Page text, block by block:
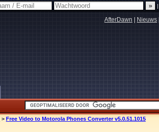
AfterDawn Nieuws
> Free Video to Motorola Phones Converter v5.0.51.1015